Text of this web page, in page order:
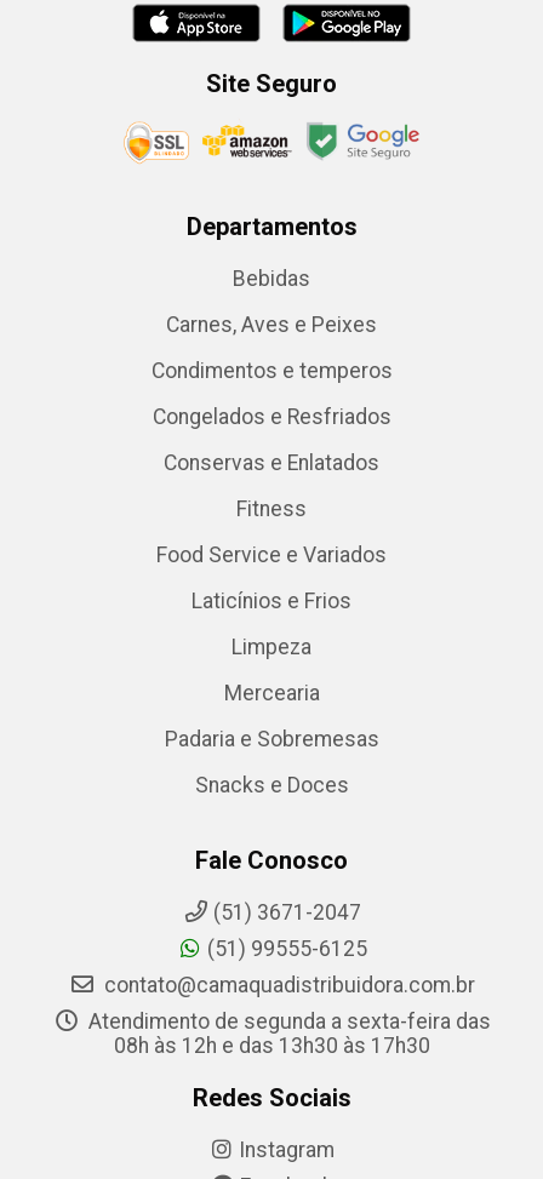
Site Seguro
Departamentos
Bebidas
Carnes, Aves e Peixes
Condimentos e temperos
Congelados e Resfriados
Conservas e Enlatados
Fitness
Food Service e Variados
Laticínios e Frios
Limpeza
Mercearia
Padaria e Sobremesas
Snacks e Doces
Fale Conosco
(51) 3671-2047
(51) 99555-6125
contato@camaquadistribuidora.com.br
Atendimento de segunda a sexta-feira das
08h às 12h e das 13h30 às 17h30
Redes Sociais
Instagram